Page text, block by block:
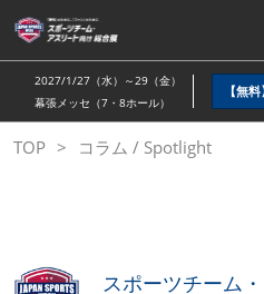
ス
キ
ッ
し
て
2027/1/27（水）～29（金）
幕張メッセ（7・8ホール）
【無
TOP コラム / Spotlight
スポーツチーム